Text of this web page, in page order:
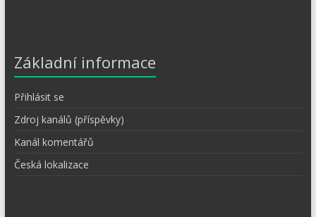
Základní informace
Přihlásit se
Zdroj kanálů (příspěvky)
Kanál komentářů
Česká lokalizace